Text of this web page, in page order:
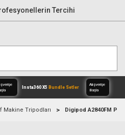
Tercihi
Makine Tripodları Digipod A2840FM Pro